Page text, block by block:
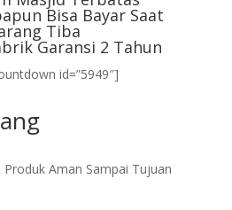
Bisa Bayar Saat
Tiba
Garansi 2 Tahun
id=”5949″]
Aman Sampai Tujuan